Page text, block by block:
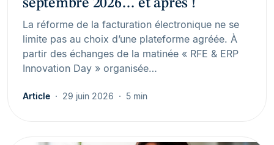
septembre 2026… et après !
La réforme de la facturation électronique ne se
limite pas au choix d’une plateforme agréée. À
partir des échanges de la matinée « RFE & ERP
Innovation Day » organisée…
Article 29 juin 2026 5 min